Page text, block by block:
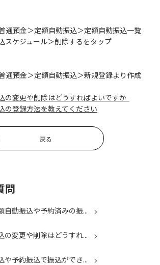
通預金＞定額自動振込＞定額自動振込一覧
スケジュール＞削除するをタップ
通預金＞定額自動振込＞新規登録より作成
の変更や削除はどうすればよいですか
の登録方法を教えてください
戻る
問
自動振込や予約済みの振...
の変更や削除はどうすれ...
や予約振込で振込ができ...